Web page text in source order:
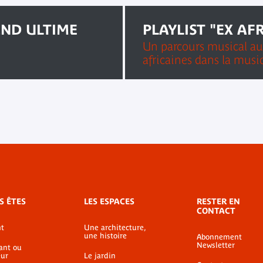
ULTIME
PLAYLIST "EX
Un parcours musical
africaines dans la
ÊTES
ou
LES ESPACES
Une architecture,
une histoire
Le jardin
RESTER EN
CONTACT
Abonnement
Newsletter